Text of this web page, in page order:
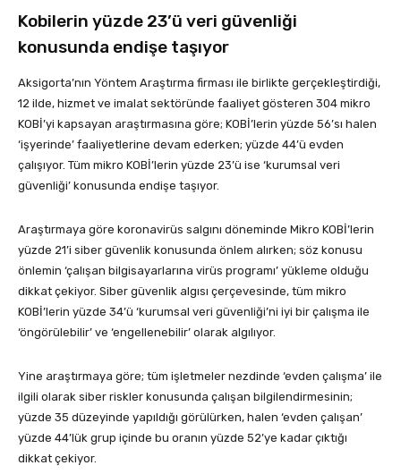
Kobilerin yüzde 23’ü veri güvenliği
konusunda endişe taşıyor
Aksigorta’nın Yöntem Araştırma firması ile birlikte gerçekleştirdiği,
12 ilde, hizmet ve imalat sektöründe faaliyet gösteren 304 mikro
KOBİ’yi kapsayan araştırmasına göre; KOBİ’lerin yüzde 56’sı halen
‘işyerinde’ faaliyetlerine devam ederken; yüzde 44’ü evden
çalışıyor. Tüm mikro KOBİ’lerin yüzde 23’ü ise ‘kurumsal veri
güvenliği’ konusunda endişe taşıyor.
Araştırmaya göre koronavirüs salgını döneminde Mikro KOBİ’lerin
yüzde 21’i siber güvenlik konusunda önlem alırken; söz konusu
önlemin ‘çalışan bilgisayarlarına virüs programı’ yükleme olduğu
dikkat çekiyor. Siber güvenlik algısı çerçevesinde, tüm mikro
KOBİ’lerin yüzde 34’ü ‘kurumsal veri güvenliği’ni iyi bir çalışma ile
‘öngörülebilir’ ve ‘engellenebilir’ olarak algılıyor.
Yine araştırmaya göre; tüm işletmeler nezdinde ‘evden çalışma’ ile
ilgili olarak siber riskler konusunda çalışan bilgilendirmesinin;
yüzde 35 düzeyinde yapıldığı görülürken, halen ‘evden çalışan’
yüzde 44’lük grup içinde bu oranın yüzde 52’ye kadar çıktığı
dikkat çekiyor.